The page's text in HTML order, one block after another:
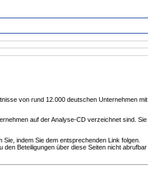
von rund 12.000 deutschen Unternehmen mit
auf der Analyse-CD verzeichnet sind. Sie
indem Sie dem entsprechenden Link folgen.
Beteiligungen über diese Seiten nicht abrufbar